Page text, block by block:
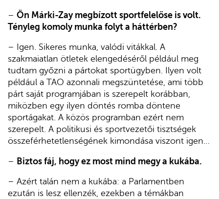
– Ön Márki-Zay megbízott sportfelelőse is volt.
Tényleg komoly munka folyt a háttérben?
– Igen. Sikeres munka, valódi vitákkal. A
szakmaiatlan ötletek elengedéséről például meg
tudtam győzni a pártokat sportügyben. Ilyen volt
például a TAO azonnali megszüntetése, ami több
párt saját programjában is szerepelt korábban,
miközben egy ilyen döntés romba döntene
sportágakat. A közös programban ezért nem
szerepelt. A politikusi és sportvezetői tisztségek
összeférhetetlenségének kimondása viszont igen…
– Biztos fáj, hogy ez most mind megy a kukába.
– Azért talán nem a kukába: a Parlamentben
ezután is lesz ellenzék, ezekben a témákban